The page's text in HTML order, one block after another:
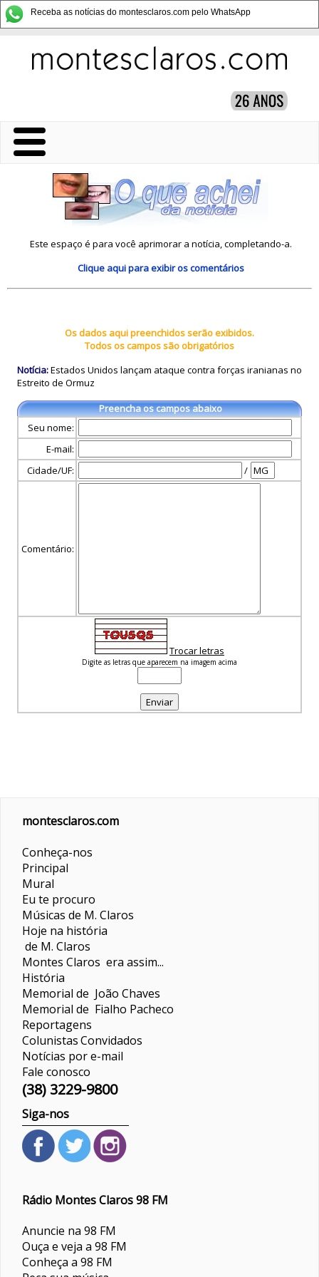
Receba as notícias do montesclaros.com pelo WhatsApp
Este espaço é para você aprimorar a notícia, completando-a.
Clique aquipara exibir os comentários
Os dados aqui preenchidos serão exibidos.
Todos os campos são obrigatórios
Notícia:Estados Unidos lançam ataque contra forças iranianas no
Estreito de Ormuz
Preencha os campos abaixo
Seu nome:
E-mail:
Cidade/UF:
/
Comentário:
Trocar letras
Digite as letras que aparecem na imagem acima
montesclaros.com
Conheça-nos
Principal
Mural
Eu te procuro
Músicas de M. Claros
Hoje na história
de M. Claros
Montes Claros era assim...
História
Memorial de João Chaves
Memorial de Fialho Pacheco
Reportagens
ColunistasConvidados
Notícias por e-mail
Fale conosco
(38) 3229-9800
Siga-nos
Rádio Montes Claros 98 FM
Anuncie na 98 FM
Ouça e veja a 98 FM
Conheça a 98 FM